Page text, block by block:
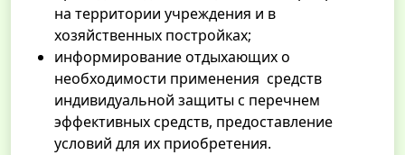
на территории учреждения и в
хозяйственных постройках;
информирование отдыхающих о
необходимости применения средств
индивидуальной защиты с перечнем
эффективных средств, предоставление
условий для их приобретения.